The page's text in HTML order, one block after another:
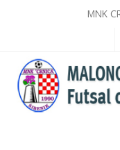
MNK